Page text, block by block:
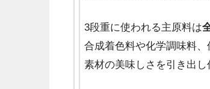
3段重に使われる主原料は
合成着色料や化学調味料
素材の美味しさを引き出し